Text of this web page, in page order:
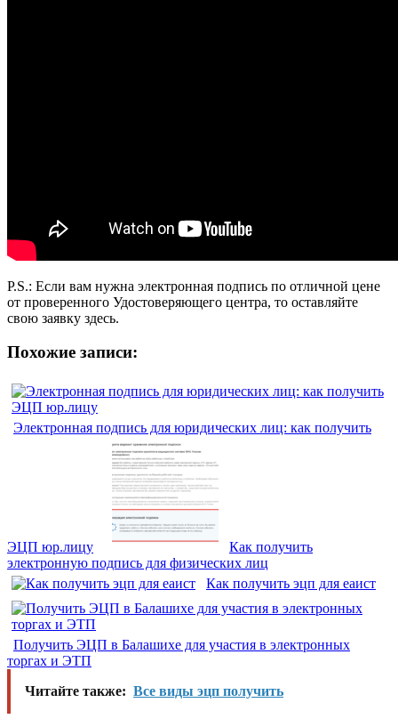
P.S.: Если вам нужна электронная подпись по отличной цене
от проверенного Удостоверяющего центра, то оставляйте
свою заявку здесь.
Похожие записи:
Электронная подпись для юридических лиц: как получить
ЭЦП юр.лицу
Как получить
электронную подпись для физических лиц
Как получить эцп для еаист
Получить ЭЦП в Балашихе для участия в электронных
торгах и ЭТП
Читайте также: Все виды эцп получить